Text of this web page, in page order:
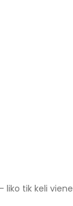
liko tik keli